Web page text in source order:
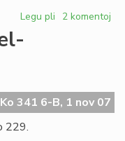
Legu pli pri
pri
Franco
2 komentoj
341 6-B, 1 nov 07
229.